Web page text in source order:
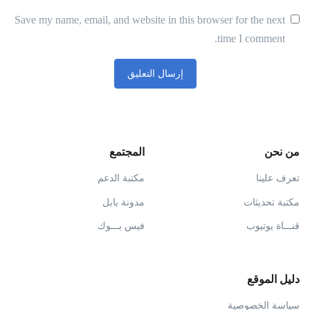
Save my name, email, and website in this browser for the next
time I comment.
من نحن
تعرف علينا
مكتبة تحديثات
قنـــاة يوتيوب
المجتمع
مكتبة الدعم
مدونة بابل
فيس بـــوك
دليل الموقع
سياسة الخصوصية